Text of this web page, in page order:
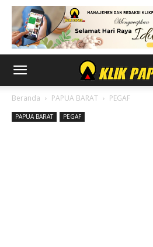
Beranda PAPUA BARAT PEGAF
PAPUA BARAT PEGAF